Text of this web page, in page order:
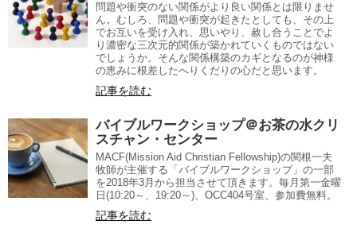
問題や衝突のない関係がより良い関係とは限りませ
ん。むしろ、問題や衝突が起きたとしても、その上
でお互いを受け入れ、思いやり、赦し合うことでよ
り濃密な三次元的関係が築かれていくものではない
でしょうか。そんな関係構築のカギとなるのが神様
の恵みに根差したへりくだりの心だと思います。
記事を読む
バイブルワークショップ＠お茶の水クリ
スチャン・センター
MACF(Mission Aid Christian Fellowship)の関根一夫
牧師が主催する「バイブルワークショップ」の一部
を2018年3月から担当させて頂きます。毎月第一金曜
日(10:20～、19:20～)、OCC404号室、参加費無料。
記事を読む